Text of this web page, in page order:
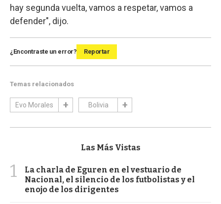
hay segunda vuelta, vamos a respetar, vamos a
defender", dijo.
¿Encontraste un error? Reportar
Temas relacionados
Evo Morales Bolivia
Las Más Vistas
1
La charla de Eguren en el vestuario de
Nacional, el silencio de los futbolistas y el
enojo de los dirigentes